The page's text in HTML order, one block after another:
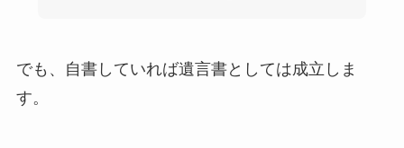
でも、自書していれば遺言書としては成立しま
す。